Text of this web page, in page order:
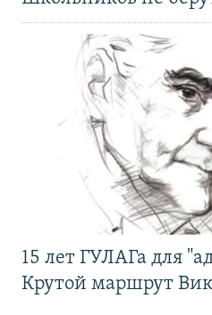
15 лет ГУЛАГа для
Крутой маршрут